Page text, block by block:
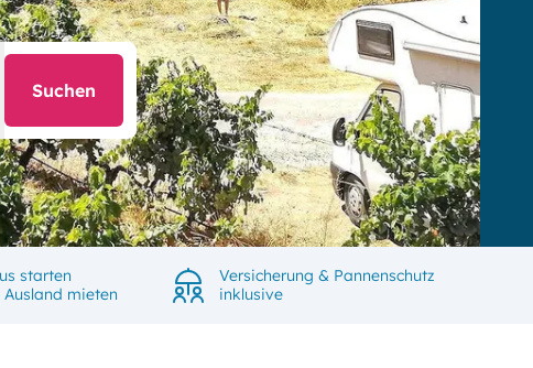
Suchen
starten
mieten
Versicherung & Pannenschutz
inklusive